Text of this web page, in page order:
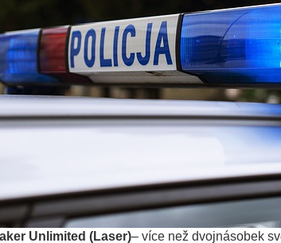
Unlimited (Laser)– více než dvojnásobek